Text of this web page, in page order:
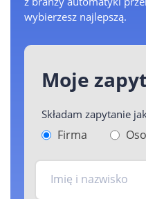
wybierzesz najlepszą.
Moje
Składam zapytanie
Firma
Imię i nazwisko